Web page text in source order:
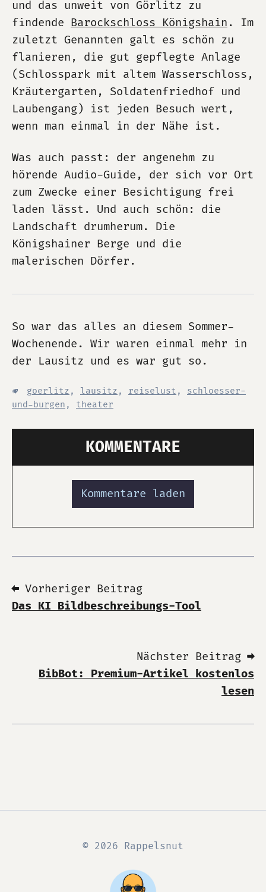
und das unweit von Görlitz zu
findende Barockschloss Königshain . Im
zuletzt Genannten galt es schön zu
flanieren, die gut gepflegte Anlage
(Schlosspark mit altem Wasserschloss,
Kräutergarten, Soldatenfriedhof und
Laubengang) ist jeden Besuch wert,
wenn man einmal in der Nähe ist.
Was auch passt: der angenehm zu
hörende Audio-Guide, der sich vor Ort
zum Zwecke einer Besichtigung frei
laden lässt. Und auch schön: die
Landschaft drumherum. Die
Königshainer Berge und die
malerischen Dörfer.
So war das alles an diesem Sommer-
Wochenende. Wir waren einmal mehr in
der Lausitz und es war gut so.
goerlitz , lausitz , reiselust , schloesser-
und-burgen , theater
KOMMENTARE
Kommentare laden
⬅ Vorheriger Beitrag
Das KI Bildbeschreibungs-Tool
Nächster Beitrag ➡
BibBot: Premium-Artikel kostenlos
lesen
© 2026 Rappelsnut